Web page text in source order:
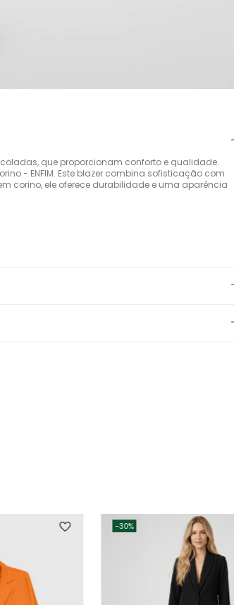
que proporcionam conforto e qualidade.
- ENFIM. Este blazer combina sofisticação com
corino, ele oferece durabilidade e uma aparência
-30%